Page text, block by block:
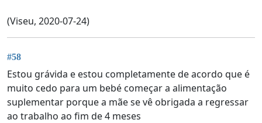
(Viseu, 2020-07-24)
#58
Estou grávida e estou completamente de acordo que é
muito cedo para um bebé começar a alimentação
suplementar porque a mãe se vê obrigada a regressar
ao trabalho ao fim de 4 meses